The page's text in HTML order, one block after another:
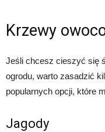
Krzewy
Jeśli chcesz cieszyć się
ogrodu, warto zasadzić
popularnych opcji, które
Jagody